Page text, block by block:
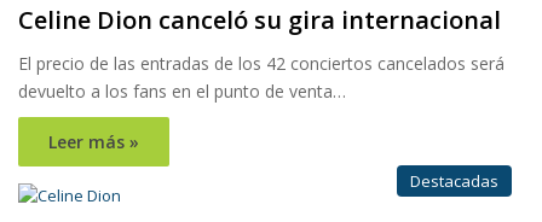
Celine Dion canceló su gira internacional
El precio de las entradas de los 42 conciertos cancelados será
devuelto a los fans en el punto de venta…
Leer más »
Destacadas